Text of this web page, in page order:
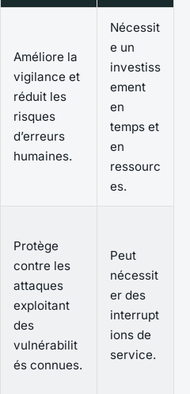
Améliore la
vigilance et
réduit les
risques
d’erreurs
humaines.
Nécessit
e un
investiss
ement
en
temps et
en
ressourc
es.
Protège
contre les
attaques
exploitant
des
vulnérabilit
és connues.
Peut
nécessit
er des
interrupt
ions de
service.